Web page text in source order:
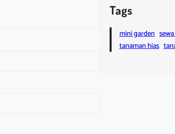
Tags
mini garden
tanaman hias